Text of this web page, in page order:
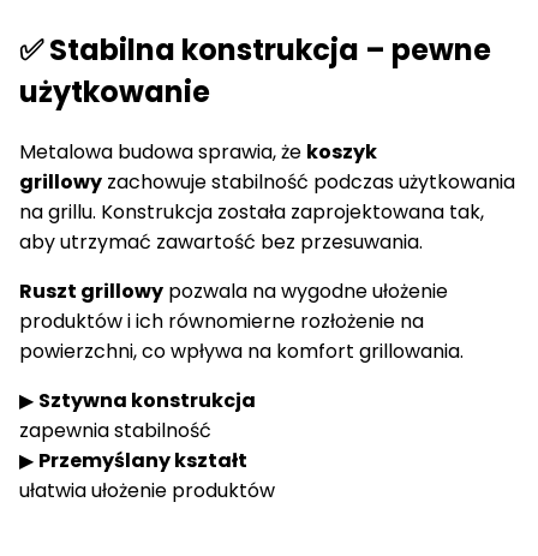
✅ Stabilna konstrukcja – pewne
użytkowanie
Metalowa budowa sprawia, że koszyk
grillowy zachowuje stabilność podczas użytkowania
na grillu. Konstrukcja została zaprojektowana tak,
aby utrzymać zawartość bez przesuwania.
Ruszt grillowy pozwala na wygodne ułożenie
produktów i ich równomierne rozłożenie na
powierzchni, co wpływa na komfort grillowania.
▶ Sztywna konstrukcja
zapewnia stabilność
▶ Przemyślany kształt
ułatwia ułożenie produktów